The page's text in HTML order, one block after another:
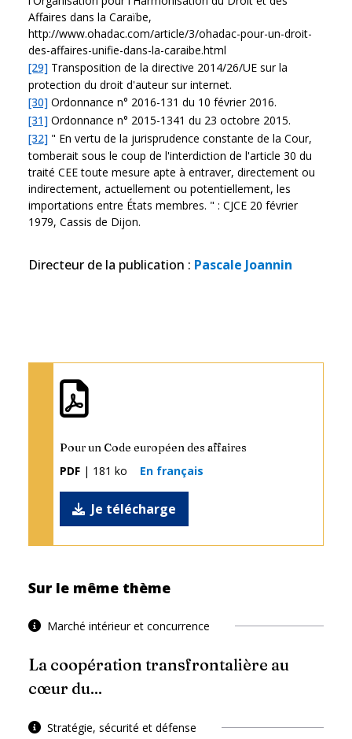
Affaires dans la Caraïbe,
http://www.ohadac.com/article/3/ohadac-pour-un-droit-
des-affaires-unifie-dans-la-caraibe.html
[29] Transposition de la directive 2014/26/UE sur la
protection du droit d'auteur sur internet.
[30] Ordonnance n° 2016-131 du 10 février 2016.
[31] Ordonnance n° 2015-1341 du 23 octobre 2015.
[32] " En vertu de la jurisprudence constante de la Cour,
tomberait sous le coup de l'interdiction de l'article 30 du
traité CEE toute mesure apte à entraver, directement ou
indirectement, actuellement ou potentiellement, les
importations entre États membres. " : CJCE 20 février
1979, Cassis de Dijon.
Directeur de la publication : Pascale Joannin
Pour un Code européen des affaires
PDF | 181 ko En français
Je télécharge
Sur le même thème
Marché intérieur et concurrence
La coopération transfrontalière au
cœur du...
Stratégie, sécurité et défense